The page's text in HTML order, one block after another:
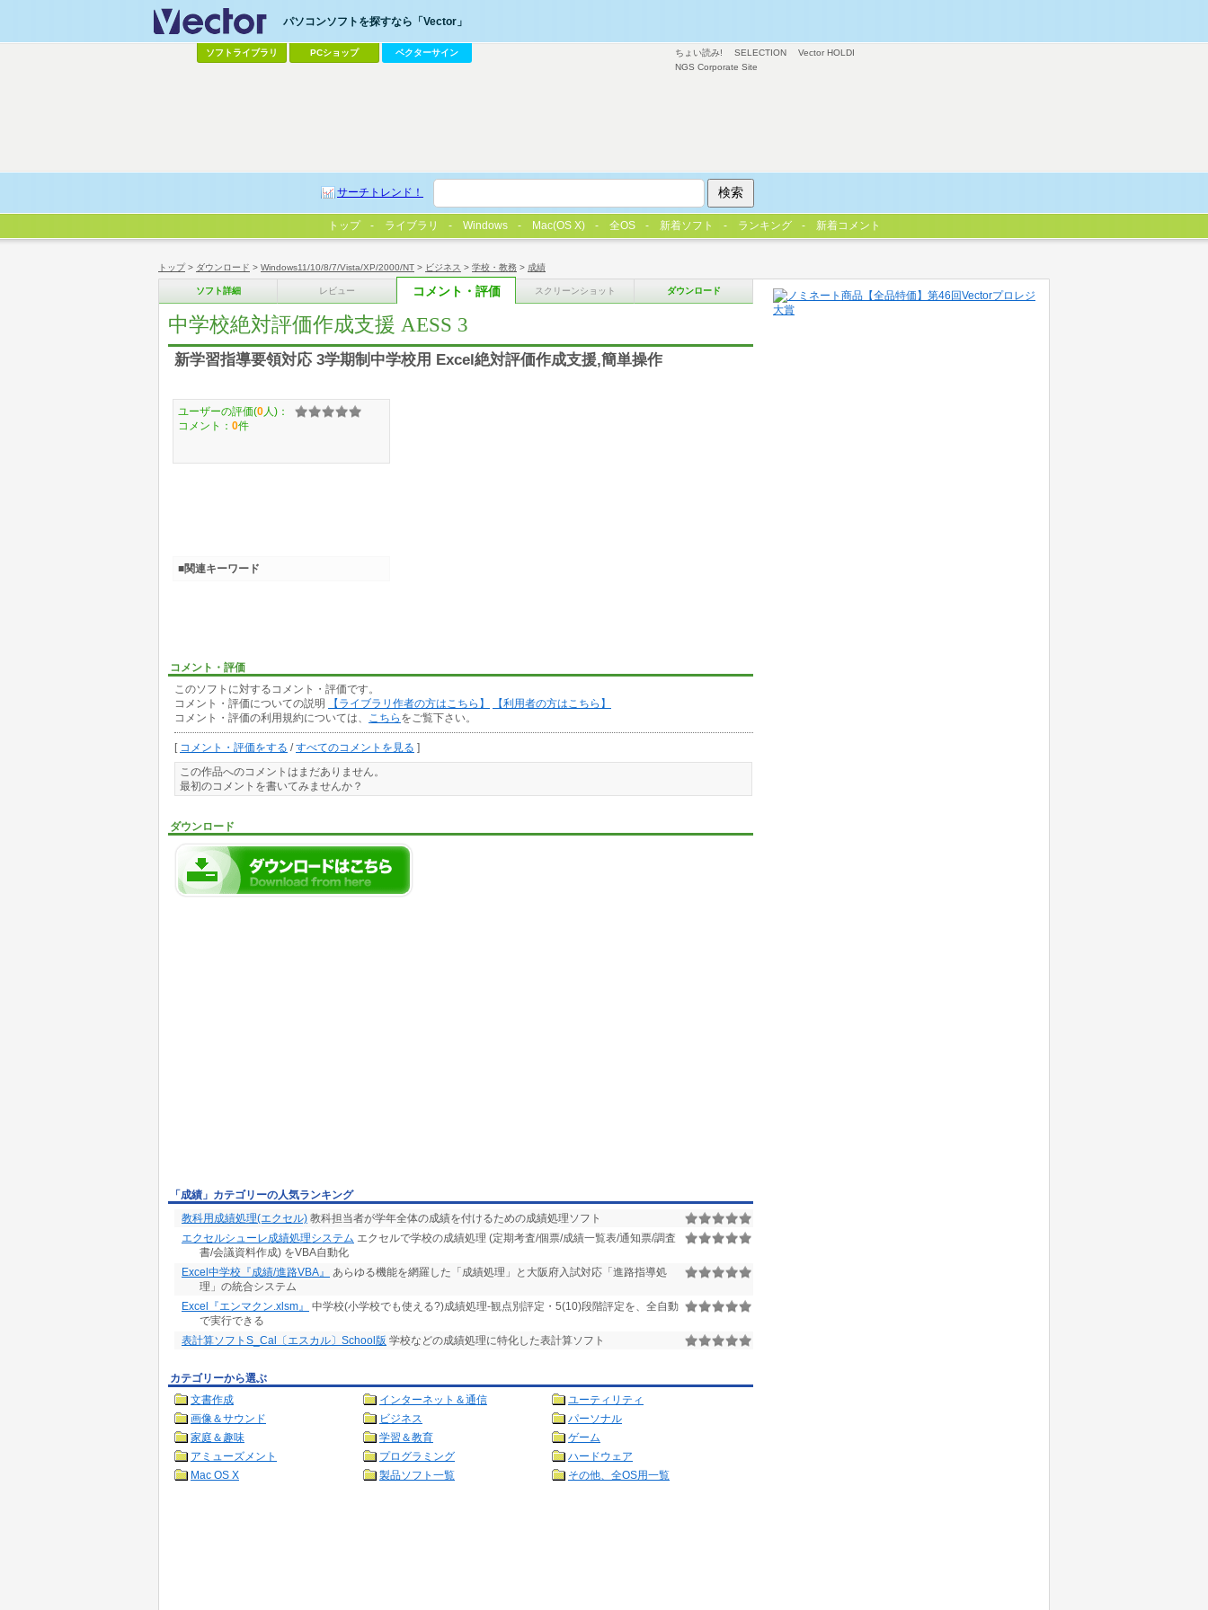
トップ> ダウンロード > Windows11/10/8/7/Vista/XP/2000/NT > ビジネス > 学校・教務 > 成績
ソフト詳細 レビュー コメント・評価 スクリーンショット ダウンロード
中学校絶対評価作成支援 AESS 3
新学習指導要領対応 3学期制中学校用 Excel絶対評価作成支援,簡単操作
コメント・評価
このソフトに対するコメント・評価です。
コメント・評価についての説明
【ライブラリ作者の方はこちら】
【利用者の方はこちら】
コメント・評価の利用規約については、
こちら をご覧下さい。
[ コメント・評価をする /すべてのコメントを見る ]
この作品へのコメントはまだありません。
最初のコメントを書いてみませんか？
ダウンロード
ユーザーの評価(0 人)：
コメント： 0件
■関連キーワード
「成績」カテゴリーの人気ランキング
教科用成績処理(エクセル) 教科担当者が学年全体の成績を付けるための成績処理ソフト
エクセルシューレ成績処理システム エクセルで学校の成績処理 (定期考査/個票/成績一覧表/通知票/調査
書/会議資料作成) をVBA自動化
Excel中学校『成績/進路VBA』
あらゆる機能を網羅した「成績処理」と大阪府入試対応「進路指導処
理」の統合システム
Excel『エンマクン.xlsm』
中学校(小学校でも使える?)成績処理-観点別評定・5(10)段階評定を、全自動
で実行できる
表計算ソフトS_Cal〔エスカル〕School版 学校などの成績処理に特化した表計算ソフト
カテゴリーから選ぶ
文書作成
インターネット＆通信
ユーティリティ
画像＆サウンド
ビジネス
パーソナル
家庭＆趣味
学習＆教育
ゲーム
アミューズメント
プログラミング
ハードウェア
Mac OS X
製品ソフト一覧 その他、全OS用一覧
ちょい読み! SELECTION
Vector HOLDI
NGS Corporate Site
パソコンソフトを探すなら「Vector」
ソフトライブラリ PCショップ ベクターサイン
サーチトレンド！
トップ ライブラリ Windows Mac(OS X) 全OS 新着ソフト ランキング 新着コメント